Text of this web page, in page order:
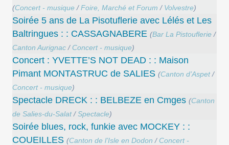
(Concert - musique/Foire, Marché et Forum / Volvestre)
Soirée 5 ans de La Pisotuflerie avec Lélés et Les
Baltringues : : CASSAGNABERE (Bar La Pistouflerie/
Canton Aurignac/ Concert - musique)
Concert : YVETTE’S NOT DEAD : : Maison
Pimant MONTASTRUC de SALIES (Canton d’Aspet/
Concert - musique)
Spectacle DRECK : : BELBEZE en Cmges (Canton
de Salies-du-Salat/Spectacle)
Soirée blues, rock, funkie avec MOCKEY : :
COUEILLES (Canton de l’Isle en Dodon / Concert -